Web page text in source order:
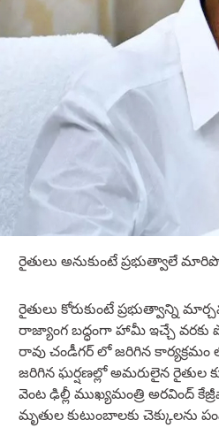
రైతులు అనుకుంటే ప్రభుత్వాలే
రైతులు కోరుకుంటే ప్రభుత్వాన్ని
రాజ్యాంగ బద్ధంగా హామీ ఇచ్చే
రావు చండీగర్ లో జరిగిన
జరిగిన ఘర్షణల్లో అమరులైన రైతుల
వెంట ఢిల్లీ ముఖ్యమంత్రి అరవింద్
మృతుల కుటుంబాలకు చెక్కులను